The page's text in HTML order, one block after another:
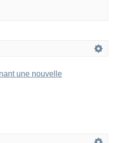
une nouvelle